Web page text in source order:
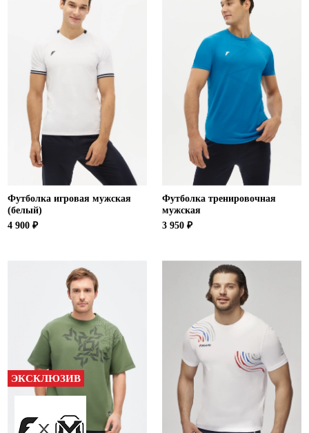
Футболка игровая мужская
(белый)
4 900 ₽
Футболка тренировочная
мужская
3 950 ₽
ЭКСКЛЮЗИВ